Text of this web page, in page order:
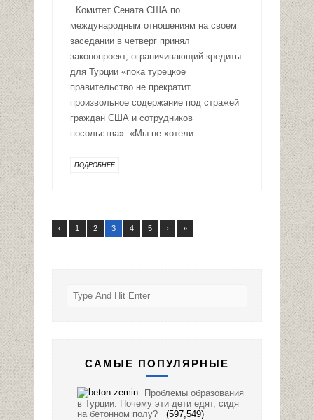
Комитет Сената США по
международным отношениям на своем
заседании в четверг принял
законопроект, ограничивающий кредиты
для Турции «пока турецкое
правительство не прекратит
произвольное содержание под стражей
граждан США и сотрудников
посольства». «Мы не хотели
ПОДРОБНЕЕ
‹ 1 2 3 4 5 › »
САМЫЕ ПОПУЛЯРНЫЕ
Проблемы образования
в Турции. Почему эти дети едят, сидя
на бетонном полу?
(597,549)